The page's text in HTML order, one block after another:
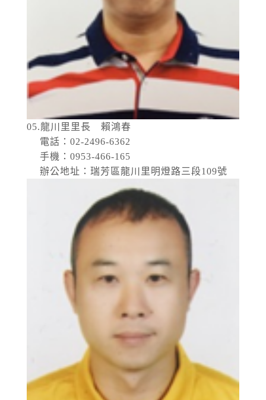
05.龍川里里長 賴鴻春
電話：02-2496-6362
手機：0953-466-165
辦公地址：瑞芳區龍川里明燈路三段109號